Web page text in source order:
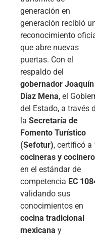
generación en
generación recibió
reconocimiento
que abre nuevas
puertas. Con el
respaldo del
gobernador Joaquín
Díaz Mena, el
del Estado, a través
la Secretaría de
Fomento Turístico
(Sefotur), certificó a
cocineras y
en el estándar de
competencia EC
validando sus
conocimientos en
cocina tradicional
mexicana y